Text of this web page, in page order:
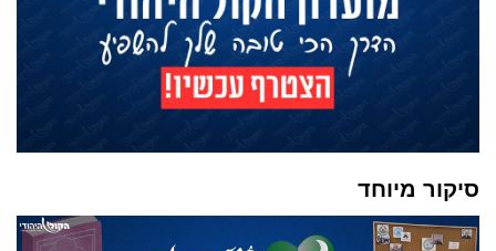
סיקור מיוחד